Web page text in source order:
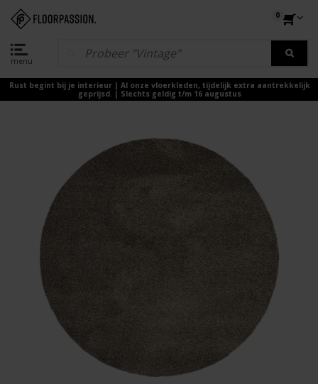
menu
0
Rust begint bij je interieur | Al onze vloerkleden, tijdelijk extra aantrekkelijk
geprijsd. | Slechts geldig t/m 16 augustus